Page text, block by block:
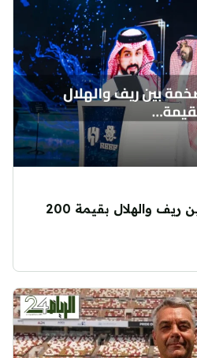
اتفاقية رعاية ضخمة بين ريف والهلال بقيمة 200